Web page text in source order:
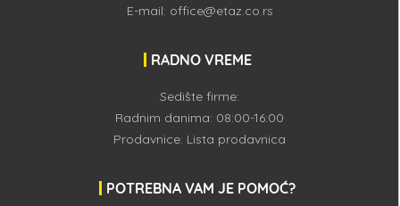
E-mail: office@etaz.co.rs
RADNO VREME
Sedište firme:
Radnim danima: 08:00-16:00
Prodavnice: Lista prodavnica
POTREBNA VAM JE POMOĆ?